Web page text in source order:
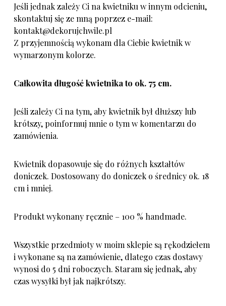
Jeśli jednak zależy Ci na kwietniku w innym odcieniu,
skontaktuj się ze mną poprzez e-mail:
kontakt@dekorujchwile.pl
Z przyjemnością wykonam dla Ciebie kwietnik w
wymarzonym kolorze.
Całkowita długość kwietnika to ok. 75 cm.
Jeśli zależy Ci na tym, aby kwietnik był dłuższy lub
krótszy, poinformuj mnie o tym w komentarzu do
zamówienia.
Kwietnik dopasowuje się do różnych kształtów
doniczek. Dostosowany do doniczek o średnicy ok. 18
cm i mniej.
Produkt wykonany ręcznie – 100 % handmade.
Wszystkie przedmioty w moim sklepie są rękodziełem
i wykonane są na zamówienie, dlatego czas dostawy
wynosi do 5 dni roboczych. Staram się jednak, aby
czas wysyłki był jak najkrótszy.